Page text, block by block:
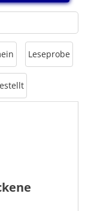
Leseprobe